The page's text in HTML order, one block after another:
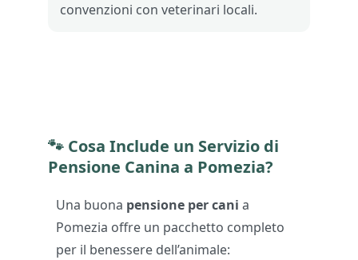
convenzioni con veterinari locali.
🐾 Cosa Include un Servizio di
Pensione Canina a Pomezia?
Una buona pensione per cani a
Pomezia offre un pacchetto completo
per il benessere dell’animale: